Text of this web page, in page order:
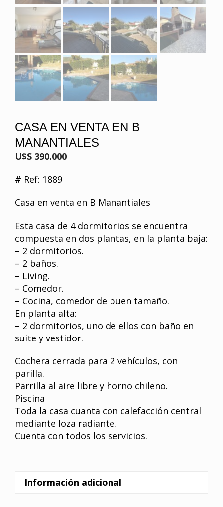
CASA EN VENTA EN B
MANANTIALES
U$S 390.000
# Ref: 1889
Casa en venta en B Manantiales
Esta casa de 4 dormitorios se encuentra
compuesta en dos plantas, en la planta baja:
– 2 dormitorios.
– 2 baños.
– Living.
– Comedor.
– Cocina, comedor de buen tamaño.
En planta alta:
– 2 dormitorios, uno de ellos con baño en
suite y vestidor.
Cochera cerrada para 2 vehículos, con
parilla.
Parrilla al aire libre y horno chileno.
Piscina
Toda la casa cuanta con calefacción central
mediante loza radiante.
Cuenta con todos los servicios.
Información adicional